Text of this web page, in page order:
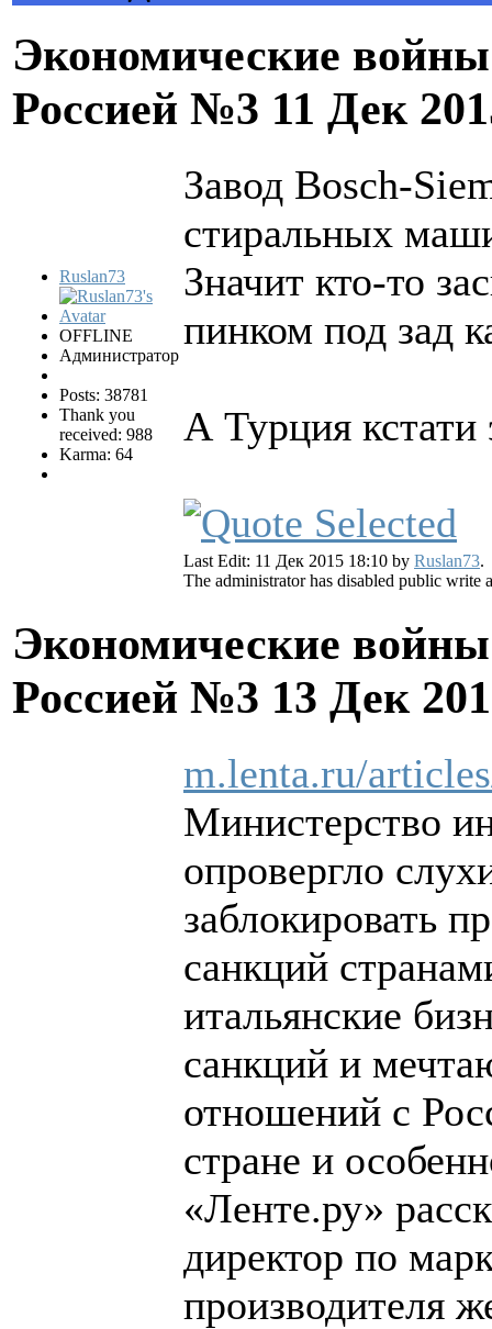
Экономические
Россией №3 11 Дек
Ruslan73
OFFLINE
Администратор
Posts: 38781
Thank you
received: 988
Karma: 64
Завод Bosch-
стиральных
Значит кто-то
пинком под зад
А Турция кстати
Last Edit: 11 Дек 2015 18:10 by Ruslan73.
The administrator has disabled public write
Экономические
Россией №3 13 Дек
m.lenta.ru/
Министерство
опровергло
заблокировать
санкций
итальянские
санкций и
отношений с
стране и
«Ленте.ру»
директор по
производителя